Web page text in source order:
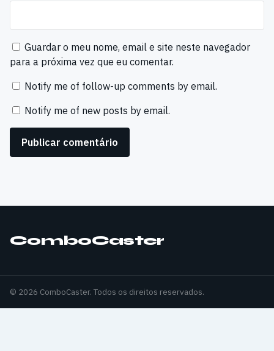
Guardar o meu nome, email e site neste navegador
para a próxima vez que eu comentar.
Notify me of follow-up comments by email.
Notify me of new posts by email.
ComboCaster
© 2026 ComboCaster. Todos os direitos reservados.